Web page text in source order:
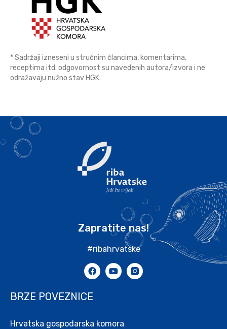
* Sadržaji izneseni u stručnim člancima, komentarima,
receptima itd. odgovornost su navedenih autora/izvora i ne
odražavaju nužno stav HGK.
Zapratite nas!
#ribahrvatske
BRZE POVEZNICE
Hrvatska gospodarska komora